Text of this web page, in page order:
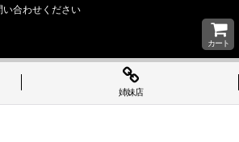
合わせください
カート
姉妹店